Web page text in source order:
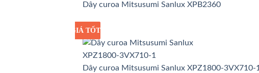
Dây curoa Mitsusumi Sanlux XPB2360
GIÁ SỈ
GIÁ TỐT
Dây curoa Mitsusumi Sanlux XPZ1800-3VX710-1